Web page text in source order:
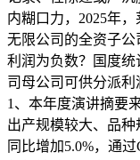
内糊口力，2025年
无限公司的全资子公
利润为负数？国度
司母公司可供分派利
1、本年度演讲摘要
出产规模较大、品种
同比增加5.0%，通